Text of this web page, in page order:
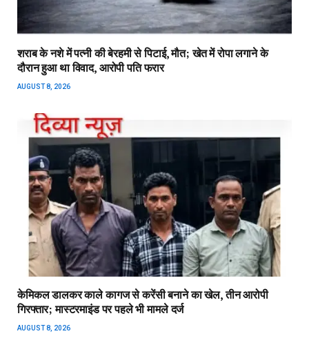
शराब के नशे में पत्नी की बेरहमी से पिटाई, मौत; खेत में रोपा लगाने के
दौरान हुआ था विवाद, आरोपी पति फरार
AUGUST 8, 2026
केमिकल डालकर काले कागज से करेंसी बनाने का खेल, तीन आरोपी
गिरफ्तार; मास्टरमाइंड पर पहले भी मामले दर्ज
AUGUST 8, 2026